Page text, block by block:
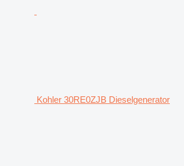
Kohler 30RE0ZJB Dieselgenerator